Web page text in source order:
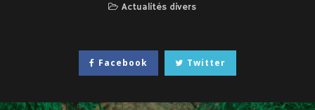
Actualités divers
Facebook Twitter